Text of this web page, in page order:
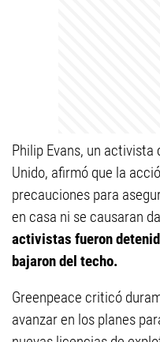
Philip Evans, un
Unido, afirmó que la
precauciones para
en casa ni se causaran
activistas fueron
bajaron del techo.
Greenpeace criticó
avanzar en los planes